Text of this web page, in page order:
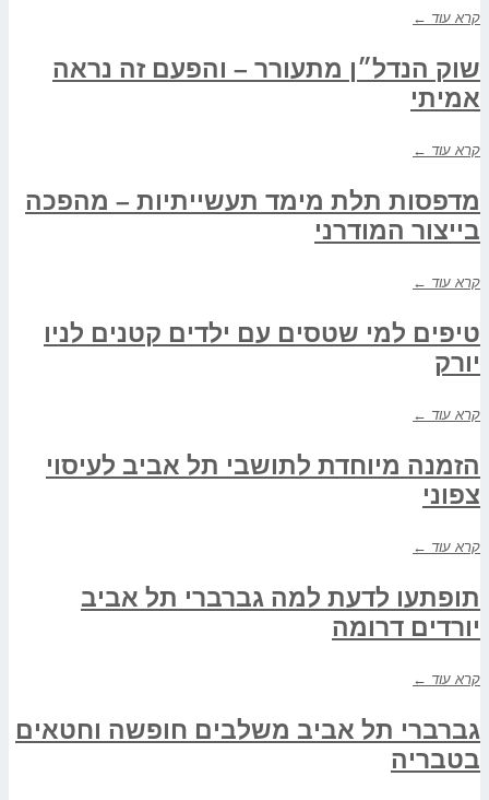
קרא עוד ←
שוק הנדל״ן מתעורר – והפעם זה נראה
אמיתי
קרא עוד ←
מדפסות תלת מימד תעשייתיות – מהפכה
בייצור המודרני
קרא עוד ←
טיפים למי שטסים עם ילדים קטנים לניו
יורק
קרא עוד ←
הזמנה מיוחדת לתושבי תל אביב לעיסוי
צפוני
קרא עוד ←
תופתעו לדעת למה גברברי תל אביב
יורדים דרומה
קרא עוד ←
גברברי תל אביב משלבים חופשה וחטאים
בטבריה